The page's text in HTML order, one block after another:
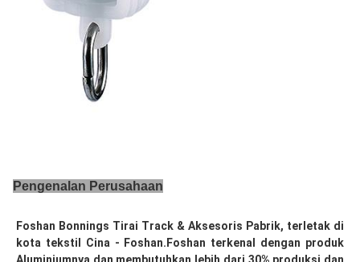
Pengenalan Perusahaan
Foshan Bonnings Tirai Track & Aksesoris Pabrik, terletak di
kota tekstil Cina - Foshan.Foshan terkenal dengan produk